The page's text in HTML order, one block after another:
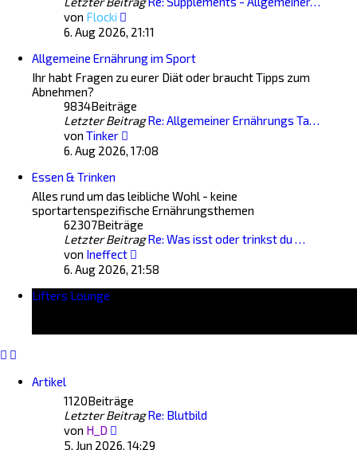
von Flocki
Beitrag
6. Aug 2026, 21:11
Allgemeine Ernährung im Sport
Ihr habt Fragen zu eurer Diät oder braucht Tipps zum
Abnehmen?
9834Beiträge
Letzter Beitrag Re: Allgemeiner Ernährungs Ta…
von Tinker
Beitrag
6. Aug 2026, 17:08
Essen & Trinken
Alles rund um das leibliche Wohl - keine
sportartenspezifische Ernährungsthemen
62307Beiträge
Letzter Beitrag Re: Was isst oder trinkst du …
von Ineffect
Beitrag
6. Aug 2026, 21:58
Lifters Lounge
Artikel
1120Beiträge
Letzter Beitrag Re: Blutbild
von H_D
Beitrag
5. Jun 2026, 14:29